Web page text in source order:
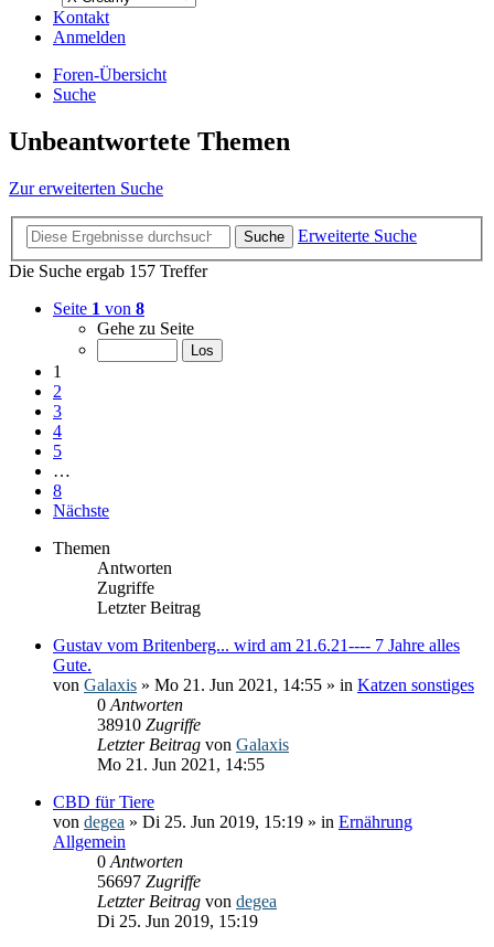
Kontakt
Anmelden
Foren-Übersicht
Suche
Unbeantwortete Themen
Zur erweiterten Suche
Suche
Erweiterte Suche
Die Suche ergab 157 Treffer
Seite 1 von 8
Gehe zu Seite
1
2
3
4
5
…
8
Nächste
Themen
Antworten
Zugriffe
Letzter Beitrag
Gustav vom Britenberg... wird am 21.6.21---- 7 Jahre alles
Gute.
von Galaxis » Mo 21. Jun 2021, 14:55 » in Katzen sonstiges
0 Antworten
38910 Zugriffe
Letzter Beitrag von Galaxis
Mo 21. Jun 2021, 14:55
CBD für Tiere
von degea » Di 25. Jun 2019, 15:19 » in Ernährung
Allgemein
0 Antworten
56697 Zugriffe
Letzter Beitrag von degea
Di 25. Jun 2019, 15:19